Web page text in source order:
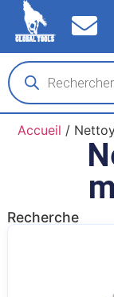
Accueil /
Recherche